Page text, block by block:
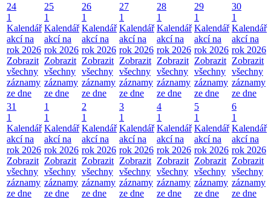
24
1
Kalendář
akcí na
rok 2026
Zobrazit
všechny
záznamy
ze dne
25
1
Kalendář
akcí na
rok 2026
Zobrazit
všechny
záznamy
ze dne
26
1
Kalendář
akcí na
rok 2026
Zobrazit
všechny
záznamy
ze dne
27
1
Kalendář
akcí na
rok 2026
Zobrazit
všechny
záznamy
ze dne
28
1
Kalendář
akcí na
rok 2026
Zobrazit
všechny
záznamy
ze dne
29
1
Kalendář
akcí na
rok 2026
Zobrazit
všechny
záznamy
ze dne
30
1
Kalendář
akcí na
rok 2026
Zobrazit
všechny
záznamy
ze dne
31
1
Kalendář
akcí na
rok 2026
Zobrazit
všechny
záznamy
ze dne
1
1
Kalendář
akcí na
rok 2026
Zobrazit
všechny
záznamy
ze dne
2
1
Kalendář
akcí na
rok 2026
Zobrazit
všechny
záznamy
ze dne
3
1
Kalendář
akcí na
rok 2026
Zobrazit
všechny
záznamy
ze dne
4
1
Kalendář
akcí na
rok 2026
Zobrazit
všechny
záznamy
ze dne
5
1
Kalendář
akcí na
rok 2026
Zobrazit
všechny
záznamy
ze dne
6
1
Kalendář
akcí na
rok 2026
Zobrazit
všechny
záznamy
ze dne